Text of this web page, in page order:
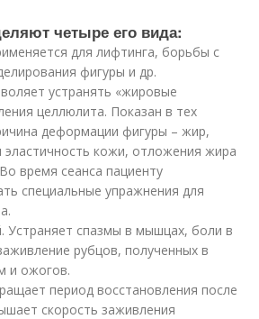
четыре его вида:
для лифтинга, борьбы с
фигуры и др.
устранять «жировые
целлюлита. Показан в тех
деформации фигуры – жир,
эластичность кожи, отложения жира
время сеанса пациенту
специальные упражнения для
Устраняет спазмы в мышцах, боли в
рубцов, полученных в
и ожогов.
период восстановления после
скорость заживления